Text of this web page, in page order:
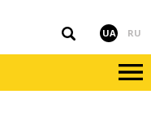
UA RU